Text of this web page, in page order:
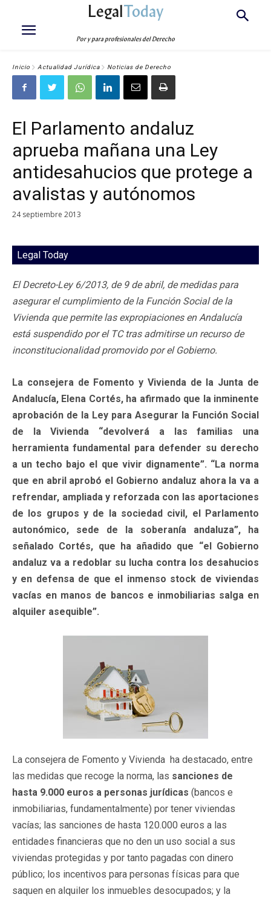
LegalToday
Por y para profesionales del Derecho
Inicio Actualidad Jurídica Noticias de Derecho
El Parlamento andaluz
aprueba mañana una Ley
antidesahucios que protege a
avalistas y autónomos
24 septiembre 2013
Legal Today
El Decreto-Ley 6/2013, de 9 de abril, de medidas para
asegurar el cumplimiento de la Función Social de la
Vivienda que permite las expropiaciones en Andalucía
está suspendido por el TC tras admitirse un recurso de
inconstitucionalidad promovido por el Gobierno.
La consejera de Fomento y Vivienda de la Junta de
Andalucía, Elena Cortés, ha afirmado que la inminente
aprobación de la Ley para Asegurar la Función Social
de la Vivienda “devolverá a las familias una
herramienta fundamental para defender su derecho
a un techo bajo el que vivir dignamente”. “La norma
que en abril aprobó el Gobierno andaluz ahora la va a
refrendar, ampliada y reforzada con las aportaciones
de los grupos y de la sociedad civil, el Parlamento
autonómico, sede de la soberanía andaluza”, ha
señalado Cortés, que ha añadido que “el Gobierno
andaluz va a redoblar su lucha contra los desahucios
y en defensa de que el inmenso stock de viviendas
vacías en manos de bancos e inmobiliarias salga en
alquiler asequible”.
La consejera de Fomento y Vivienda ha destacado, entre
las medidas que recoge la norma, las sanciones de
hasta 9.000 euros a personas jurídicas (bancos e
inmobiliarias, fundamentalmente) por tener viviendas
vacías; las sanciones de hasta 120.000 euros a las
entidades financieras que no den un uso social a sus
viviendas protegidas y por tanto pagadas con dinero
público; los incentivos para personas físicas para que
saquen en alquiler los inmuebles desocupados; y la